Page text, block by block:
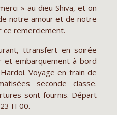
» au dieu Shiva, et on
notre amour et de notre
remerciement.
ttransfert en soirée
et embarquement à bord
Voyage en train de
seconde classe.
sont fournis. Départ
H 00.